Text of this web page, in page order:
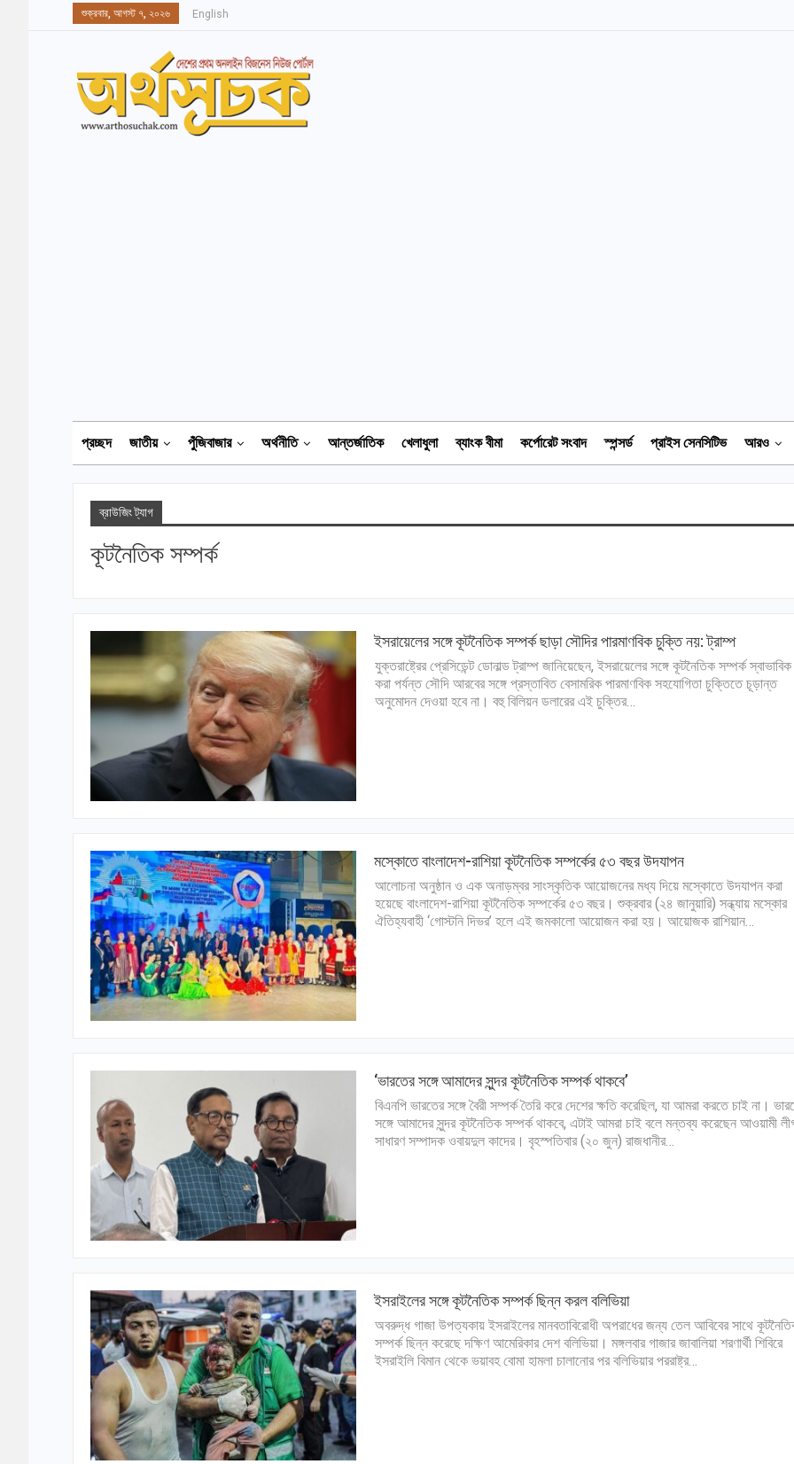
শুক্রবার, আগস্ট ৭, ২০২৬ English
প্রচ্ছদ জাতীয় পুঁজিবাজার অর্থনীতি আন্তর্জাতিক খেলাধুলা ব্যাংক বীমা কর্পোরেট সংবাদ স্পন্সর্ড প্রাইস সেনসিটিভ আরও
ব্রাউজিং ট্যাগ
কূটনৈতিক সম্পর্ক
ইসরায়েলের সঙ্গে কূটনৈতিক সম্পর্ক ছাড়া সৌদির পারমাণবিক চুক্তি নয়: ট্রাম্প
যুক্তরাষ্ট্রের প্রেসিডেন্ট ডোনাল্ড ট্রাম্প জানিয়েছেন, ইসরায়েলের সঙ্গে কূটনৈতিক সম্পর্ক স্বাভাবিক
করা পর্যন্ত সৌদি আরবের সঙ্গে প্রস্তাবিত বেসামরিক পারমাণবিক সহযোগিতা চুক্তিতে চূড়ান্ত
অনুমোদন দেওয়া হবে না। বহু বিলিয়ন ডলারের এই চুক্তির…
মস্কোতে বাংলাদেশ-রাশিয়া কূটনৈতিক সম্পর্কের ৫৩ বছর উদযাপন
আলোচনা অনুষ্ঠান ও এক অনাড়ম্বর সাংস্কৃতিক আয়োজনের মধ্য দিয়ে মস্কোতে উদযাপন করা
হয়েছে বাংলাদেশ-রাশিয়া কূটনৈতিক সম্পর্কের ৫৩ বছর। শুক্রবার (২৪ জানুয়ারি) সন্ধ্যায় মস্কোর
ঐতিহ্যবাহী ‘গোস্টনি দিভর’ হলে এই জমকালো আয়োজন করা হয়। আয়োজক রাশিয়ান…
‘ভারতের সঙ্গে আমাদের সুন্দর কূটনৈতিক সম্পর্ক থাকবে’
বিএনপি ভারতের সঙ্গে বৈরী সম্পর্ক তৈরি করে দেশের ক্ষতি করেছিল, যা আমরা করতে চাই না।
সঙ্গে আমাদের সুন্দর কূটনৈতিক সম্পর্ক থাকবে, এটাই আমরা চাই বলে মন্তব্য করেছেন আওয়ামী
সাধারণ সম্পাদক ওবায়দুল কাদের। বৃহস্পতিবার (২০ জুন) রাজধানীর…
ইসরাইলের সঙ্গে কূটনৈতিক সম্পর্ক ছিন্ন করল বলিভিয়া
অবরুদ্ধ গাজা উপত্যকায় ইসরাইলের মানবতাবিরোধী অপরাধের জন্য তেল আবিবের সাথে
সম্পর্ক ছিন্ন করেছে দক্ষিণ আমেরিকার দেশ বলিভিয়া। মঙ্গলবার গাজার জাবালিয়া শরণার্থী শিবিরে
ইসরাইলি বিমান থেকে ভয়াবহ বোমা হামলা চালানোর পর বলিভিয়ার পররাষ্ট্র…